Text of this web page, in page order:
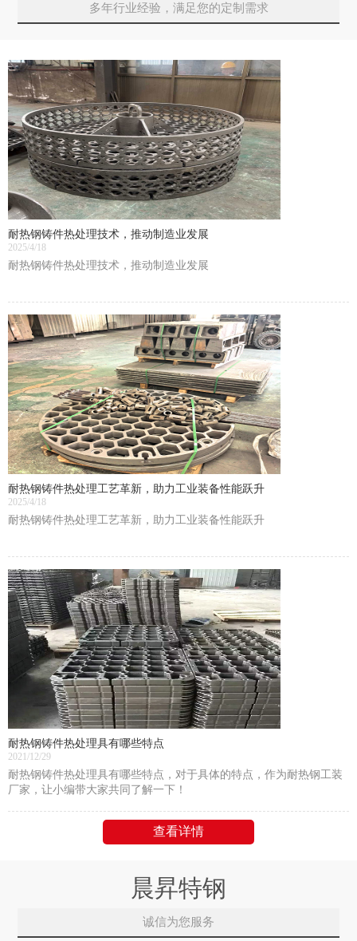
多年行业经验，满足您的定制需求
耐热钢铸件热处理技术，推动制造业发展
2025/4/18
耐热钢铸件热处理技术，推动制造业发展
耐热钢铸件热处理工艺革新，助力工业装备性能跃升
2025/4/18
耐热钢铸件热处理工艺革新，助力工业装备性能跃升
耐热钢铸件热处理具有哪些特点
2021/12/29
耐热钢铸件热处理具有哪些特点，对于具体的特点，作为耐热钢工装
厂家，让小编带大家共同了解一下！
查看详情
晨昇特钢
诚信为您服务